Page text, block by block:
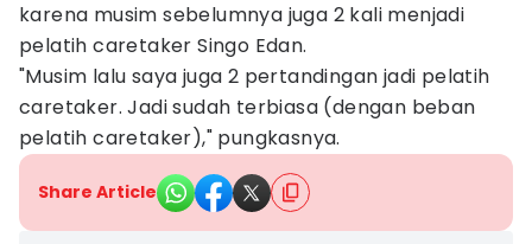
karena musim sebelumnya juga 2 kali menjadi
pelatih caretaker Singo Edan.
"Musim lalu saya juga 2 pertandingan jadi pelatih
caretaker. Jadi sudah terbiasa (dengan beban
pelatih caretaker)," pungkasnya.
Share Article